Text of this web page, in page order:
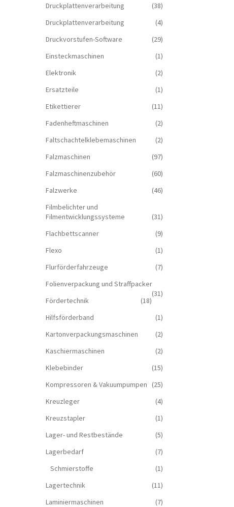
Druckplattenverarbeitung
(38)
Druckplattenverarbeitung
(4)
Druckvorstufen-Software
(29)
Einsteckmaschinen
(1)
Elektronik
(2)
Ersatzteile
(1)
Etikettierer
(11)
Fadenheftmaschinen
(2)
Faltschachtelklebemaschinen
(2)
Falzmaschinen
(97)
Falzmaschinenzubehör
(60)
Falzwerke
(46)
Filmbelichter und
Filmentwicklungssysteme
(31)
Flachbettscanner
(9)
Flexo
(1)
Flurförderfahrzeuge
(7)
Folienverpackung und Straffpacker
(31)
Fördertechnik
(18)
Hilfsförderband
(1)
Kartonverpackungsmaschinen
(2)
Kaschiermaschinen
(2)
Klebebinder
(15)
Kompressoren & Vakuum­pumpen
(25)
Kreuzleger
(4)
Kreuzstapler
(1)
Lager- und Restbestände
(5)
Lagerbedarf
(7)
Schmierstoffe
(1)
Lagertechnik
(11)
Laminiermaschinen
(7)